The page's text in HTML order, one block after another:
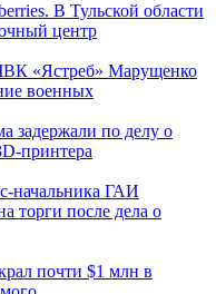
В Тульской области
центр
«Ястреб» Марущенко
военных
задержали по делу о
начальника ГАИ
торги после дела о
почти $1 млн в